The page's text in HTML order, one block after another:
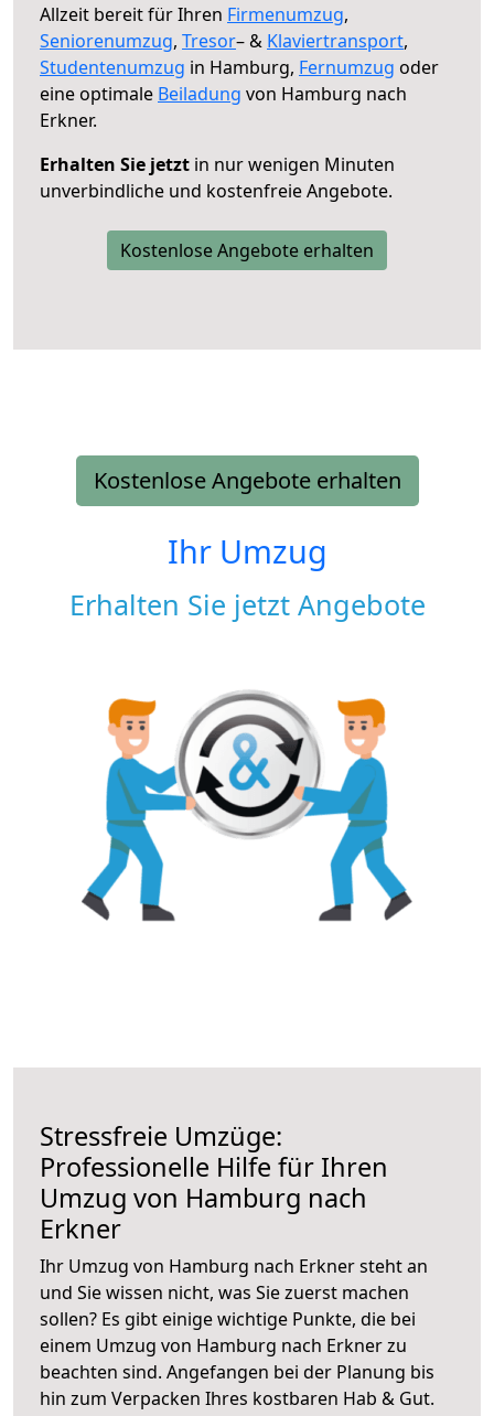
Allzeit bereit für Ihren Firmenumzug,
Seniorenumzug, Tresor– & Klaviertransport,
Studentenumzug in Hamburg, Fernumzug oder
eine optimale Beiladung von Hamburg nach
Erkner.
Erhalten Sie jetzt in nur wenigen Minuten
unverbindliche und kostenfreie Angebote.
Kostenlose Angebote erhalten
Kostenlose Angebote erhalten
Ihr Umzug
Erhalten Sie jetzt Angebote
Stressfreie Umzüge:
Professionelle Hilfe für Ihren
Umzug von Hamburg nach
Erkner
Ihr Umzug von Hamburg nach Erkner steht an
und Sie wissen nicht, was Sie zuerst machen
sollen? Es gibt einige wichtige Punkte, die bei
einem Umzug von Hamburg nach Erkner zu
beachten sind. Angefangen bei der Planung bis
hin zum Verpacken Ihres kostbaren Hab & Gut.